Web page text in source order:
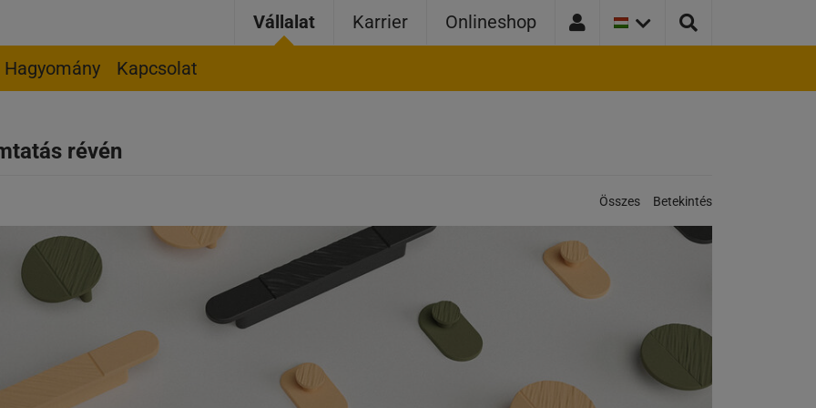
Vállalat Karrier Onlineshop
ORSZÁGVÁLTOZAT:
MAGYARORSZÁG
Hagyomány Kapcsolat
révén
Kategóriák:
Összes Betekintés